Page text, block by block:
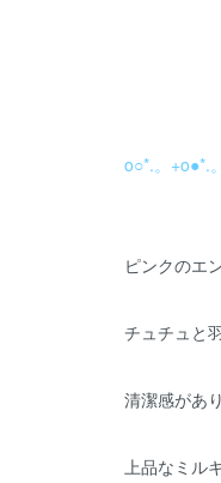
o○*.。+o●*.
ピンクのエ
チュチュと
清潔感があ
上品なミル